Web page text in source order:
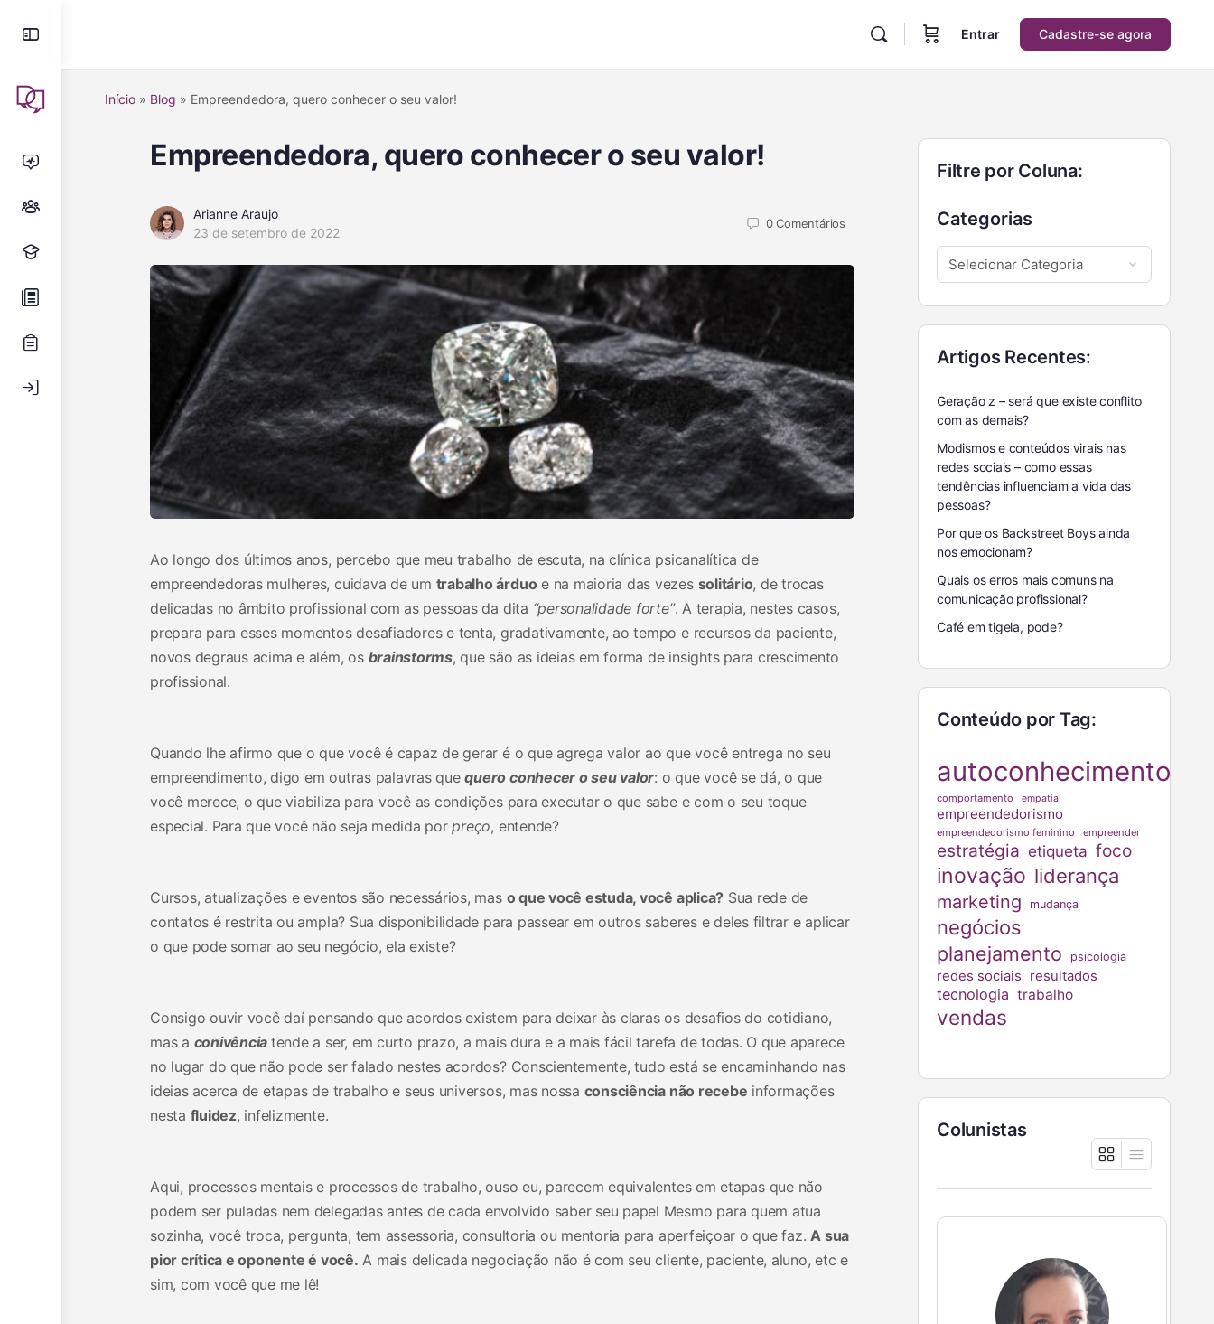
Entrar Cadastre-se agora
Início » Blog » Empreendedora, quero conhecer o seu valor!
Empreendedora, quero conhecer o seu valor!
Arianne Araujo
23 de setembro de 2022
0Comentários
Ao longo dos últimos anos, percebo que meu trabalho de escuta, na clínica psicanalítica de
empreendedoras mulheres, cuidava de um trabalho árduo e na maioria das vezes solitário, de trocas
delicadas no âmbito profissional com as pessoas da dita “personalidade forte”. A terapia, nestes casos,
prepara para esses momentos desafiadores e tenta, gradativamente, ao tempo e recursos da paciente,
novos degraus acima e além, os brainstorms, que são as ideias em forma de insights para crescimento
profissional.
Quando lhe afirmo que o que você é capaz de gerar é o que agrega valor ao que você entrega no seu
empreendimento, digo em outras palavras quequero conhecer o seu valor: o que você se dá, o que
você merece, o que viabiliza para você as condições para executar o que sabe e com o seu toque
especial. Para que você não seja medida porpreço, entende?
Cursos, atualizações e eventos são necessários, mas o que você estuda, você aplica? Sua rede de
contatos é restrita ou ampla? Sua disponibilidade para passear em outros saberes e deles filtrar e aplicar
o que pode somar ao seu negócio, ela existe?
Consigo ouvir você daí pensando que acordos existem para deixar às claras os desafios do cotidiano,
mas a conivência tende a ser, em curto prazo, a mais dura e a mais fácil tarefa de todas. O que aparece
no lugar do que não pode ser falado nestes acordos? Conscientemente, tudo está se encaminhando nas
ideias acerca de etapas de trabalho e seus universos, mas nossa consciência não recebe informações
nesta fluidez, infelizmente.
Aqui, processos mentais e processos de trabalho, ouso eu, parecem equivalentes em etapas que não
podem ser puladas nem delegadas antes de cada envolvido saber seu papel Mesmo para quem atua
sozinha, você troca, pergunta, tem assessoria, consultoria ou mentoria para aperfeiçoar o que faz. A sua
pior crítica e oponente é você. A mais delicada negociação não é com seu cliente, paciente, aluno, etc e
sim, com você que me lê!
Filtre por Coluna:
Categorias
Artigos Recentes:
Geração z – será que existe conflito
com as demais?
Modismos e conteúdos virais nas
redes sociais – como essas
tendências influenciam a vida das
pessoas?
Por que os Backstreet Boys ainda
nos emocionam?
Quais os erros mais comuns na
comunicação profissional?
Café em tigela, pode?
Conteúdo por Tag:
autoconhecimento
comportamento empatia
empreendedorismo
empreendedorismo feminino empreender
estratégia etiqueta foco
inovação liderança
marketing mudança
negócios
planejamento
psicologia
redes sociais resultados
tecnologia trabalho
vendas
Colunistas